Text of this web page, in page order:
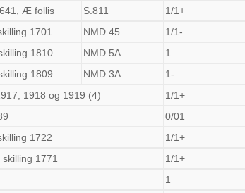
Æ follis S.811 1/1+
1701 NMD.45 1/1-
1810 NMD.5A 1
1809 NMD.3A 1-
1918 og 1919 (4) 1/1+
0/01
1722 1/1+
1771 1/1+
1